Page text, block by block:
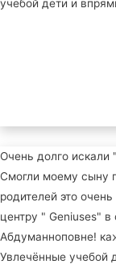
учебой дети и
Очень долго
Смогли моему сыну
родителей это
центру " Geniuses"
Абдуманноповне!
Увлечённые учебой